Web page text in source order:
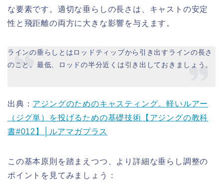
な要素です。適切な垂らしの長さは、キャストの安定
性と飛距離の両方に大きな影響を与えます。
ラインの垂らしとはロッドティップから引き出すラインの長さ
のこと。最低、ロッドの半分近くは引き出しておきましょう。
出典： アジングのためのキャスティング。軽いルアー
（ジグ単）を投げるための基礎技術【アジングの教科
書#012】│ルアマガプラス
この基本原則を踏まえつつ、より詳細な垂らし調整の
ポイントを見てみましょう：